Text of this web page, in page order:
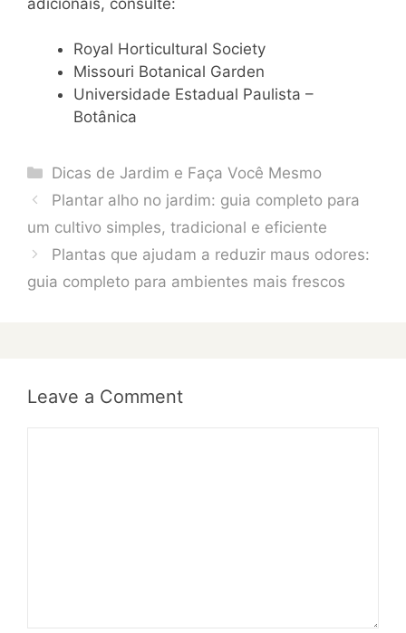
Royal Horticultural Society
Missouri Botanical Garden
Universidade Estadual Paulista –
Botânica
Categories
Dicas de Jardim e Faça Você Mesmo
Plantar alho no jardim: guia completo para
um cultivo simples, tradicional e eficiente
Plantas que ajudam a reduzir maus odores:
guia completo para ambientes mais frescos
Leave a Comment